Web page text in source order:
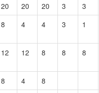
20 20 20 3
3
8 4 4 3 1
12 12 8 8 8
8 4
8